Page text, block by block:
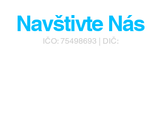
Navštivte Nás
IČO: 75498693 | DIČ:
CZ8911285416